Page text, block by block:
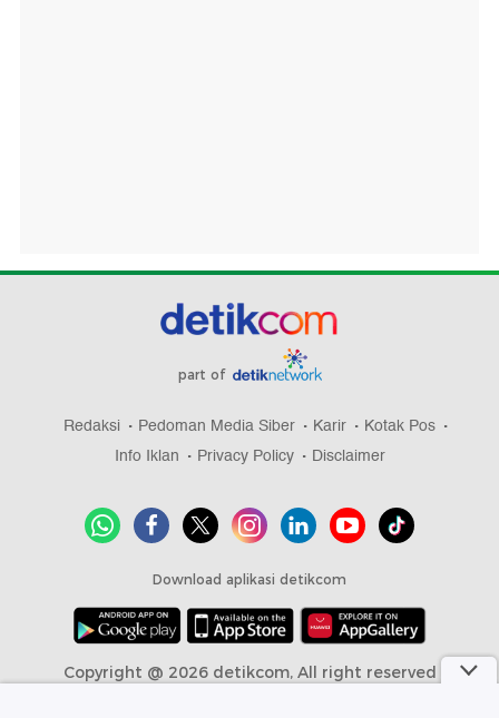
part of
Redaksi Pedoman Media Siber Karir
Kotak Pos
Info Iklan
Privacy Policy Disclaimer
Download aplikasi detikcom
Copyright @ 2026 detikcom, All right reserved